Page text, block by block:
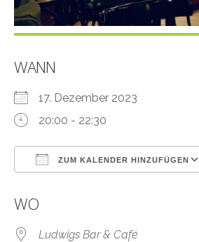
WANN
17. Dezember 2023
20:00 - 22:30
ZUM KALENDER HINZUFÜGEN
WO
Ludwigs Bar & Café